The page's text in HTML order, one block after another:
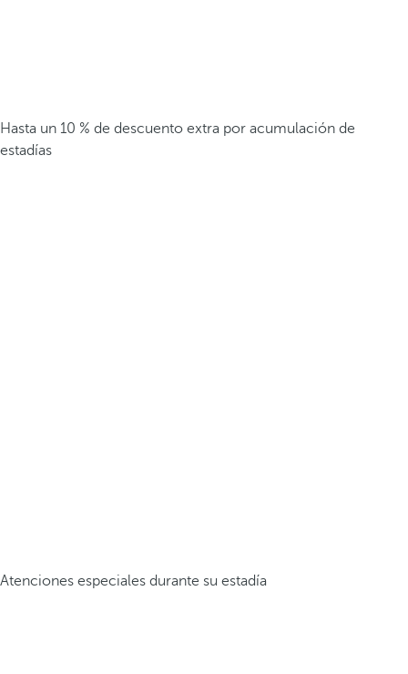
Hasta un 10 % de descuento extra por acumulación de
estadías
Atenciones especiales durante su estadía